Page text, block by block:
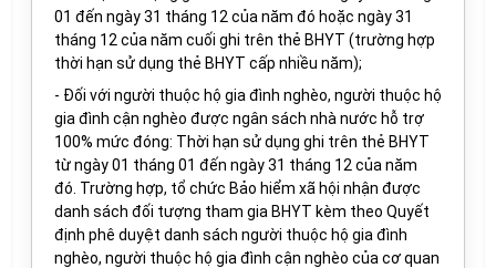
01 đến ngày 31 tháng 12 của năm đó hoặc ngày 31
tháng 12 của năm cuối ghi trên thẻ BHYT (trường hợp
thời hạn sử dụng thẻ BHYT cấp nhiều năm);
- Đối với người thuộc hộ gia đình nghèo, người thuộc hộ
gia đình cận nghèo được ngân sách nhà nước hỗ trợ
100% mức đóng: Thời hạn sử dụng ghi trên thẻ BHYT
từ ngày 01 tháng 01 đến ngày 31 tháng 12 của năm
đó. Trường hợp, tổ chức Bảo hiểm xã hội nhận được
danh sách đối tượng tham gia BHYT kèm theo Quyết
định phê duyệt danh sách người thuộc hộ gia đình
nghèo, người thuộc hộ gia đình cận nghèo của cơ quan